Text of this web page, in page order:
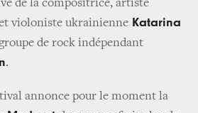
de la compositrice, artiste
violoniste ukrainienne Katarina
de rock indépendant
.
annonce pour le moment la